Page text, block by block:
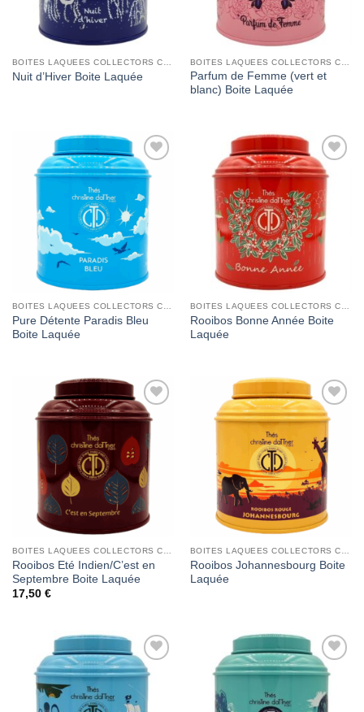
Nuit d’Hiver Boite Laquée
Parfum de Femme (vert et
blanc) Boite Laquée
Add to
BOITES LAQUEES COLLECTORS CHRISTINE DATTNER
Pure Détente Paradis Bleu
Boite Laquée
Add to
BOITES LAQUEES COLLECTORS CHRISTINE DATTNER
Rooibos Bonne Année Boite
Laquée
Add to
Rooibos Eté Indien/C’est en
Septembre Boite Laquée
17,50 €
Add to
Rooibos Johannesbourg Boite
Laquée
Add to
Add to